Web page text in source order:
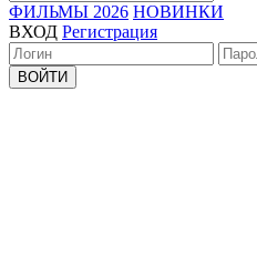
ФИЛЬМЫ 2026 НОВИНКИ
ВХОД Регистрация